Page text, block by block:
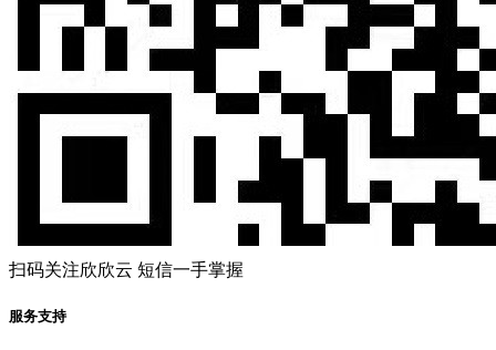
扫码关注欣欣云 短信一手掌握
服务支持